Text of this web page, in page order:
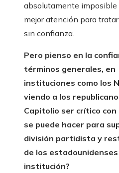
absolutamente imposible
mejor atención para
sin confianza.
Pero pienso en la
términos generales, en
instituciones como los
viendo a los
Capitolio ser crítico con
se puede hacer para
división partidista y
de los estadounidenses
institución?